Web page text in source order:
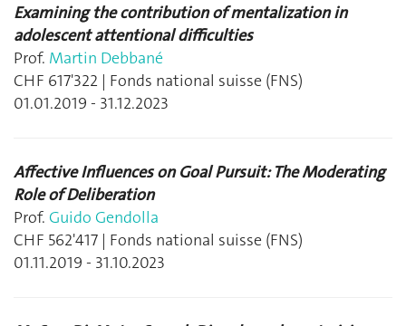
Examining the contribution of mentalization in
adolescent attentional difficulties
Prof. Martin Debbané
CHF 617'322 | Fonds national suisse (FNS)
01.01.2019 - 31.12.2023
Affective Influences on Goal Pursuit: The Moderating
Role of Deliberation
Prof. Guido Gendolla
CHF 562'417 | Fonds national suisse (FNS)
01.11.2019 - 31.10.2023